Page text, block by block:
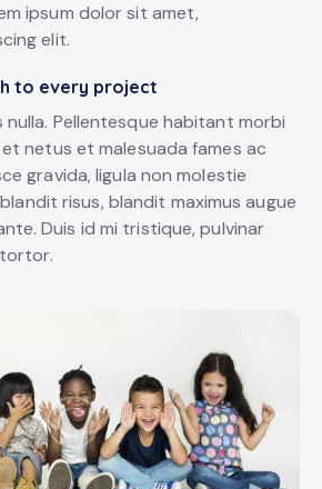
ipsum dolor sit amet,
elit.
to every project
Pellentesque habitant morbi
netus et malesuada fames ac
gravida, ligula non molestie
risus, blandit maximus augue
Duis id mi tristique, pulvinar